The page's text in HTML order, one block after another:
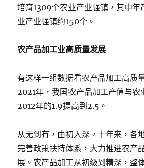
培育1309个农业产业强镇，其中年
业产业强镇约150个。
农产品加工业高质量发展
有这样一组数据看农产品加工高质
2021年，我国农产品加工产值与农
2012年的1.9提高到2.5。
从无到有，由初入深。十年来，各
完善政策扶持体系，大力推进农产
展。农产品加工从初级到精深，整